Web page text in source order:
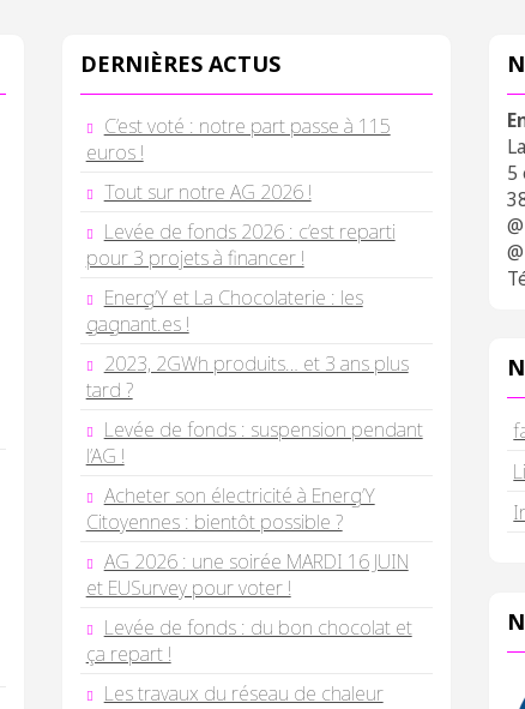
DERNIÈRES ACTUS
C’est voté : notre part passe à 115
euros !
Tout sur notre AG 2026 !
Levée de fonds 2026 : c’est reparti
pour 3 projets à financer !
Energ’Y et La Chocolaterie : les
gagnant.es !
2023, 2GWh produits… et 3 ans plus
tard ?
Levée de fonds : suspension pendant
l’AG !
Acheter son électricité à Energ’Y
Citoyennes : bientôt possible ?
AG 2026 : une soirée MARDI 16 JUIN
et EUSurvey pour voter !
Levée de fonds : du bon chocolat et
ça repart !
Les travaux du réseau de chaleur
5